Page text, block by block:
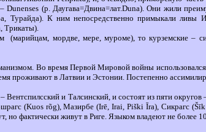
Dunenses (р. Даугава=Двина=лат.Duna). Они жили
Турайда). К ним непосредственно примыкали ливы
Трикаты).
(марийцам, мордве, мере, муроме), то курземские –
Во время Первой Мировой войны
проживают в Латвии и Эстонии. Постепенно
и Талсинский, и состоят из пяти
(Kuosrõg), Мазирбе (Irē, Irai, Piški Īra), Сикрагс(Šīk
но фактически живут в Риге.Языком владеют не более